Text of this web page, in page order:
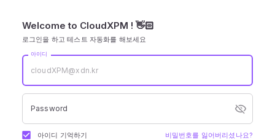
Welcome to CloudXPM ! 👋🏻
로그인을 하고 테스트 자동화를 해보세요
아이디
Password
아이디 기억하기 비밀번호를 잃어버리셨나요?